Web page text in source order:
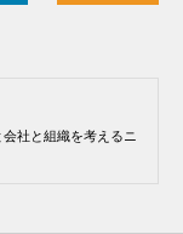
社と組織を考えるニ